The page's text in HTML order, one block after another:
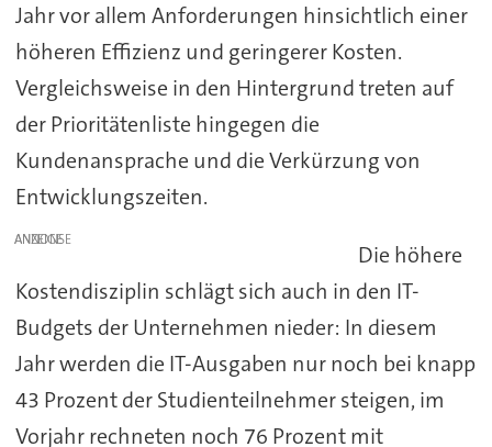
Jahr vor allem Anforderungen hinsichtlich einer
höheren Effizienz und geringerer Kosten.
Vergleichsweise in den Hintergrund treten auf
der Prioritätenliste hingegen die
Kundenansprache und die Verkürzung von
Entwicklungszeiten.
ANZEIGE
Die höhere
Kostendisziplin schlägt sich auch in den IT-
Budgets der Unternehmen nieder: In diesem
Jahr werden die IT-Ausgaben nur noch bei knapp
43 Prozent der Studienteilnehmer steigen, im
Vorjahr rechneten noch 76 Prozent mit